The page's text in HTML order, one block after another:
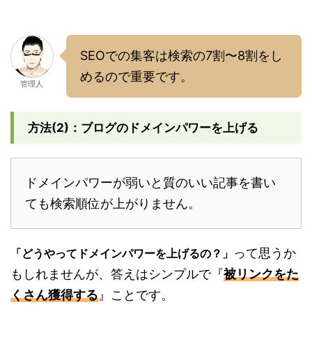
管理人
SEOでの集客は検索の7割〜8割をし
めるので重要です。
方法(2)：ブログのドメインパワーを上げる
ドメインパワーが弱いと質のいい記事を書い
ても検索順位が上がりません。
「どうやってドメインパワーを上げるの？」 って思うか
もしれませんが、答えはシンプルで『被リンクをた
くさん獲得する』ことです。